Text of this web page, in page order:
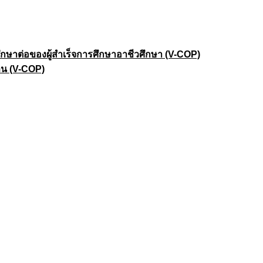
าต่อของผู้สำเร็จการศึกษาอาชีวศึกษา (V-COP)
(V-COP)